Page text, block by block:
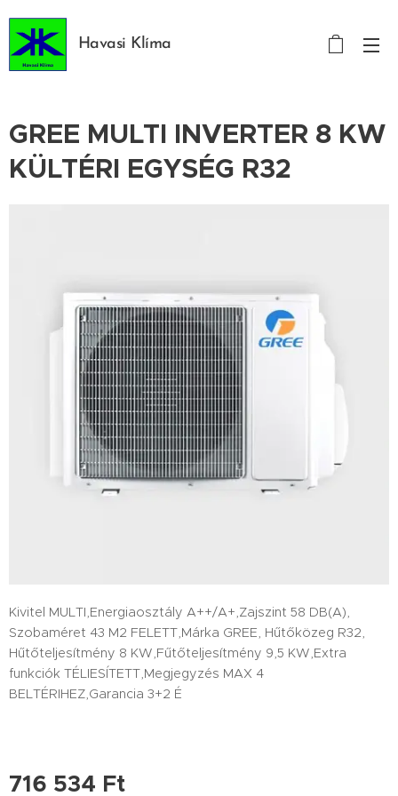
Havasi Klíma
GREE MULTI INVERTER 8 KW
KÜLTÉRI EGYSÉG R32
Kivitel MULTI,Energiaosztály A++/A+,Zajszint 58 DB(A),
Szobaméret 43 M2 FELETT,Márka GREE, Hűtőközeg R32,
Hűtőteljesítmény 8 KW,Fűtőteljesítmény 9,5 KW,Extra
funkciók TÉLIESÍTETT,Megjegyzés MAX 4
BELTÉRIHEZ,Garancia 3+2 É
716 534 Ft